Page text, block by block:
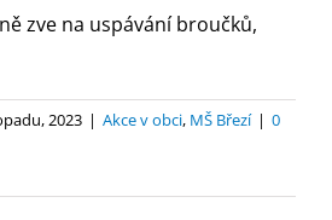
zve na uspávání broučků,
2023 | Akce v obci, MŠ Březí | 0